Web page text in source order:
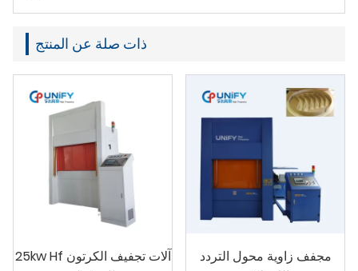
ذات صلة عن المنتج
25kw Hf آلات تجفيف الكرتون
مجفف زاوية محول التردد